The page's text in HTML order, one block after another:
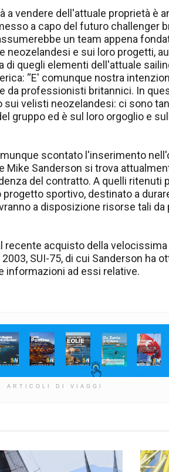
a vendere dell'attuale proprietà è
a capo del futuro challenger
un team appena
neozelandesi e sui loro progetti,
quegli elementi dell'attuale
“E' comunque nostra
da professionisti britannici. In
sui velisti neozelandesi: ci sono
gruppo ed è sul loro orgoglio e
scontato l'inserimento
Sanderson si trova
del contratto. A quelli ritenuti
sportivo, destinato a
a disposizione risorse tali da
acquisto della velocissima
SUI-75, di cui Sanderson ha
informazioni ad essi relative.
ARTICOLI DI VIAGGI